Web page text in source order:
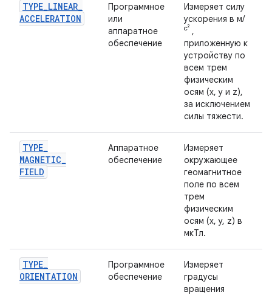
TYPE_LINEAR_
ACCELERATION
Программное
или
аппаратное
обеспечение
Измеряет силу
ускорения в м/
с² ,
приложенную к
устройству по
всем трем
физическим
осям (x, y и z),
за исключением
силы тяжести.
TYPE_
MAGNETIC_
FIELD
Аппаратное
обеспечение
Измеряет
окружающее
геомагнитное
поле по всем
трем
физическим
осям (x, y, z) в
мкТл.
TYPE_
ORIENTATION
Программное
обеспечение
Измеряет
градусы
вращения